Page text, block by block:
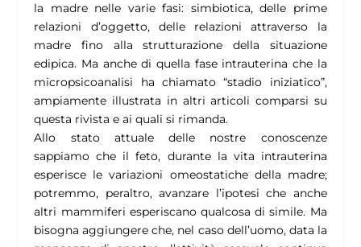
la madre nelle varie fasi: simbiotica, delle prime
relazioni d’oggetto, delle relazioni attraverso la
madre fino alla strutturazione della situazione
edipica. Ma anche di quella fase intrauterina che la
micropsicoanalisi ha chiamato “stadio iniziatico”,
ampiamente illustrata in altri articoli comparsi su
questa rivista e ai quali si rimanda.
Allo stato attuale delle nostre conoscenze
sappiamo che il feto, durante la vita intrauterina
esperisce le variazioni omeostatiche della madre;
potremmo, peraltro, avanzare l’ipotesi che anche
altri mammiferi esperiscano qualcosa di simile. Ma
bisogna aggiungere che, nel caso dell’uomo, data la